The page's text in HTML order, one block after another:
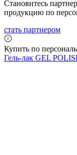
Становитесь
продукцию по
стать партнером
Купить по
Гель-лак GEL